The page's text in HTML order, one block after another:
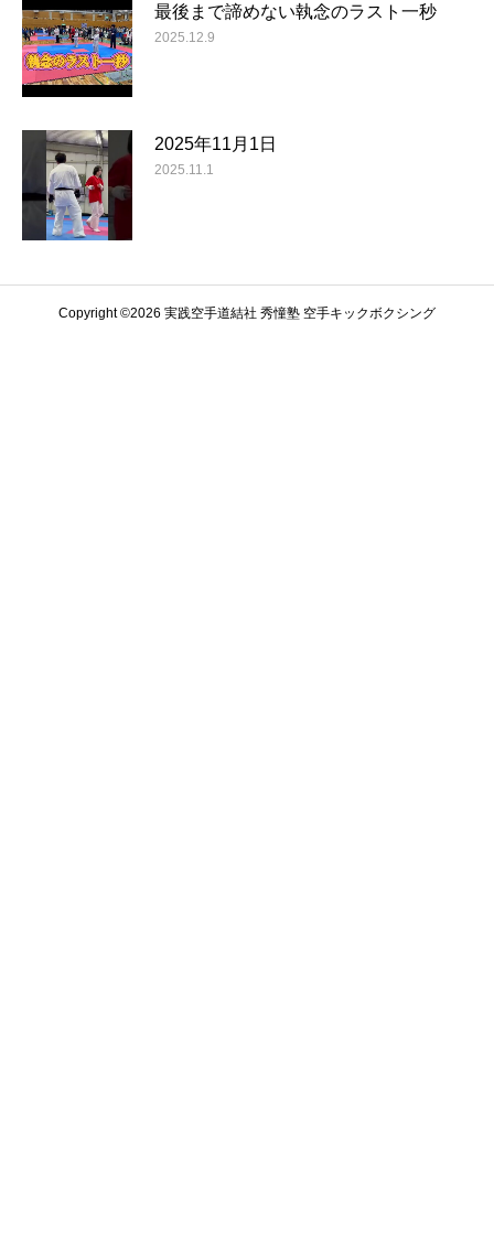
最後まで諦めない執念のラスト一秒
2025.12.9
2025年11月1日
2025.11.1
Copyright ©️2026 実践空手道結社 秀憧塾 空手キックボクシング